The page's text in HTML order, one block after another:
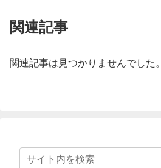
関連記事
関連記事は見つかりませんでした。